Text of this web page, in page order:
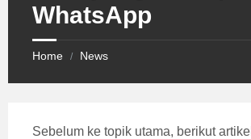
WhatsApp
Home / News
Sebelum ke topik utama, berikut